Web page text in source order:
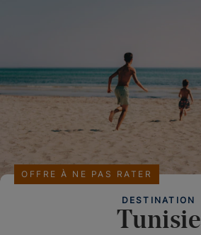
DESTINATION
Tunisie
OFFRE À NE PAS RATER